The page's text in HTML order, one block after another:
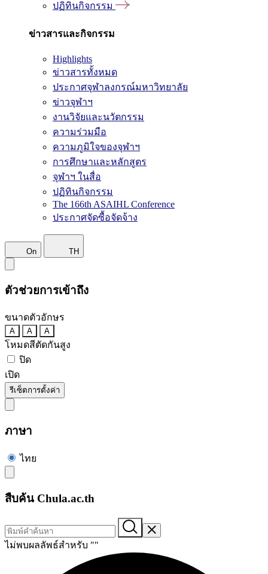
ปฏิทินกิจกรรม
ข่าวสารและกิจกรรม
Highlights
ข่าวสารทั้งหมด
ประกาศจุฬาลงกรณ์มหาวิทยาลัย
ข่าวจุฬาฯ
งานวิจัยและนวัตกรรม
ความร่วมมือ
ความภูมิใจของจุฬาฯ
การศึกษาและหลักสูตร
จุฬาฯ ในสื่อ
ปฏิทินกิจกรรม
The 166th ASAIHL Conference
ประกาศจัดซื้อจัดจ้าง
On TH
ตัวช่วยการเข้าถึง
ขนาดตัวอักษร
A A A
โหมดสีตัดกันสูง
ปิด
เปิด
รีเซ็ตการตั้งค่า
ภาษา
ไทย
สืบค้น Chula.ac.th
ไม่พบผลลัพธ์สำหรับ ""